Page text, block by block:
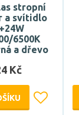
stropní
a svítidlo
6500K
a dřevo
Kč